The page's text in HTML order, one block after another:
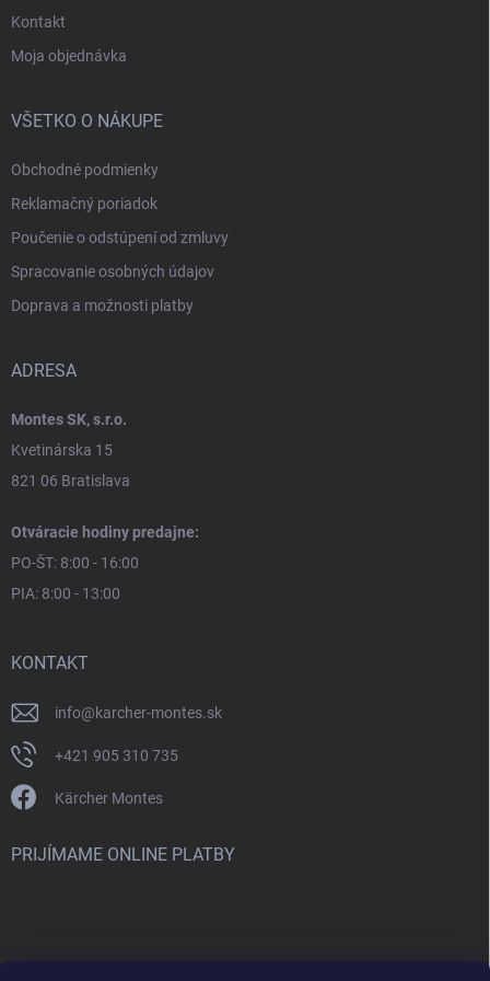
Kontakt
Moja objednávka
VŠETKO O NÁKUPE
Obchodné podmienky
Reklamačný poriadok
Poučenie o odstúpení od zmluvy
Spracovanie osobných údajov
Doprava a možnosti platby
ADRESA
Montes SK, s.r.o.
Kvetinárska 15
821 06 Bratislava
Otváracie hodiny predajne:
PO-ŠT: 8:00 - 16:00
PIA: 8:00 - 13:00
KONTAKT
info@karcher-montes.sk
+421 905 310 735
Kärcher Montes
PRIJÍMAME ONLINE PLATBY